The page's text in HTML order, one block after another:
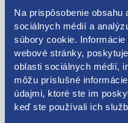
Na prispôsobenie
sociálnych médií a
súbory cookie.
webové stránky,
oblasti sociálnych médií,
môžu príslušné
údajmi, ktoré ste im
keď ste používali ich
Kódy produktov
1J0947301 1J0947311